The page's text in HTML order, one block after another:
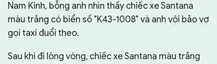
Nam Kinh, bỗng anh nhìn thấy chiếc xe Santana
màu trắng có biển số "K43-1008" và anh vội bảo vợ
gọi taxi đuổi theo.
Sau khi đi lòng vòng, chiếc xe Santana màu trắng